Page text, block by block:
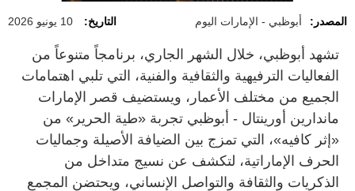
المصدر: أبوظبي - الإمارات اليوم التاريخ: 10 يونيو 2026
تشهد أبوظبي، خلال الشهر الجاري، برنامجاً متنوعاً من
الفعاليات الترفيهية والثقافية والفنية، التي تلبي اهتمامات
الجميع من مختلف الأعمار، ويستضيف قصر الإمارات
ماندارين أورينتال - أبوظبي تجربة «طية الحرير» من
«إثر كافيه»، التي تمزج بين الضيافة الأصيلة وجماليات
الحرف الإماراتية، لتكشف عن نسيج متداخل من
الذكريات والثقافة والتواصل الإنساني، ويحتضن المجمع